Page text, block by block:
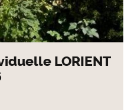
LORIENT